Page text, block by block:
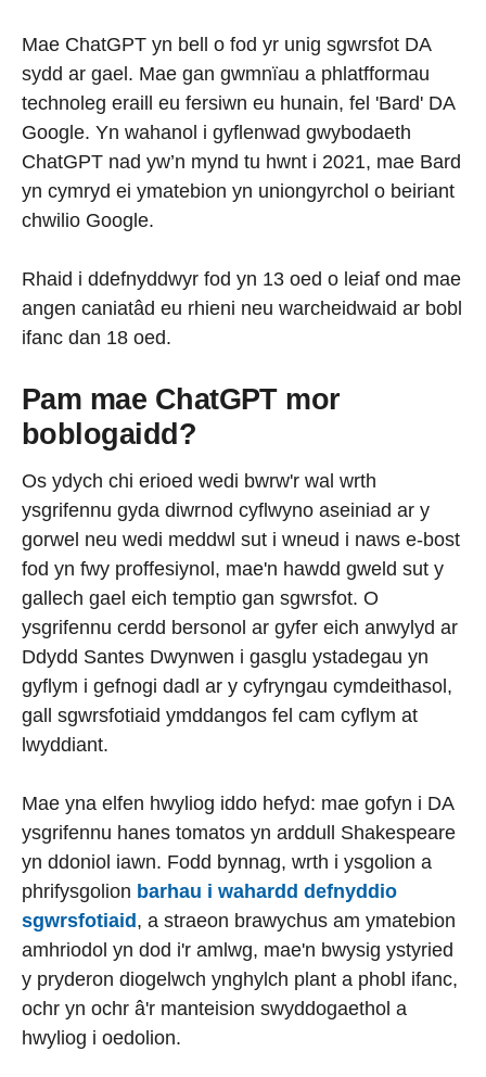
Mae ChatGPT yn bell o fod yr unig sgwrsfot DA
sydd ar gael. Mae gan gwmnïau a phlatfformau
technoleg eraill eu fersiwn eu hunain, fel 'Bard' DA
Google. Yn wahanol i gyflenwad gwybodaeth
ChatGPT nad yw’n mynd tu hwnt i 2021, mae Bard
yn cymryd ei ymatebion yn uniongyrchol o beiriant
chwilio Google.
Rhaid i ddefnyddwyr fod yn 13 oed o leiaf ond mae
angen caniatâd eu rhieni neu warcheidwaid ar bobl
ifanc dan 18 oed.
Pam mae ChatGPT mor
boblogaidd?
Os ydych chi erioed wedi bwrw'r wal wrth
ysgrifennu gyda diwrnod cyflwyno aseiniad ar y
gorwel neu wedi meddwl sut i wneud i naws e-bost
fod yn fwy proffesiynol, mae'n hawdd gweld sut y
gallech gael eich temptio gan sgwrsfot. O
ysgrifennu cerdd bersonol ar gyfer eich anwylyd ar
Ddydd Santes Dwynwen i gasglu ystadegau yn
gyflym i gefnogi dadl ar y cyfryngau cymdeithasol,
gall sgwrsfotiaid ymddangos fel cam cyflym at
lwyddiant.
Mae yna elfen hwyliog iddo hefyd: mae gofyn i DA
ysgrifennu hanes tomatos yn arddull Shakespeare
yn ddoniol iawn. Fodd bynnag, wrth i ysgolion a
phrifysgolion barhau i wahardd defnyddio
sgwrsfotiaid, a straeon brawychus am ymatebion
amhriodol yn dod i'r amlwg, mae'n bwysig ystyried
y pryderon diogelwch ynghylch plant a phobl ifanc,
ochr yn ochr â'r manteision swyddogaethol a
hwyliog i oedolion.